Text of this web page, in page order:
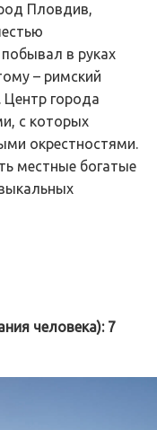
Пловдив,
в руках
– римский
Центр города
с которых
окрестностями.
местные богатые
человека): 7